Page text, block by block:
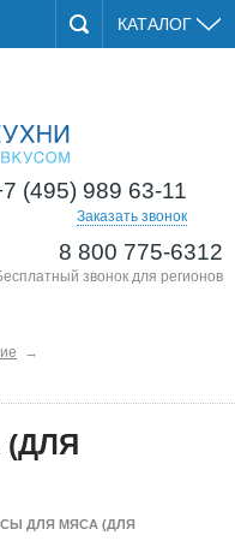
КАТАЛОГ
(495) 989 63-11
Заказать звонок
8 800 775-6312
звонок для регионов
→
ДЛЯ МЯСА (ДЛЯ